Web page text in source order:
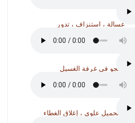
غسالة ، استنزاف ، تدور
الجو في غرفة الغسيل
غسالة تحميل علوي ، إغلاق الغطاء